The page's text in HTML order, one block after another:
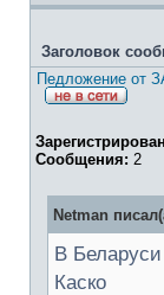
Заголовок
Педложение от
Сообщения: 2
Netman
В Беларуси
Каско